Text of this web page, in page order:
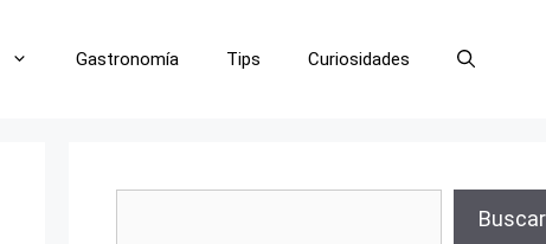
Gastronomía Tips Curiosidades
Buscar